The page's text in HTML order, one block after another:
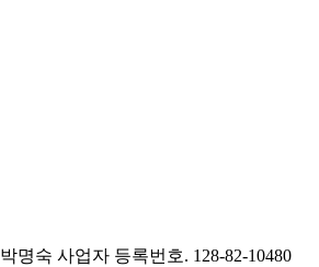
명숙 사업자 등록번호. 128-82-10480